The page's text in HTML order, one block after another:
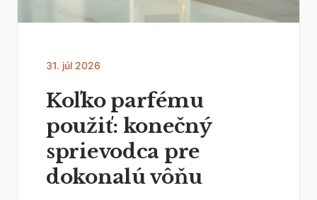
31. júl 2026
Koľko parfému
použiť: konečný
sprievodca pre
dokonalú vôňu